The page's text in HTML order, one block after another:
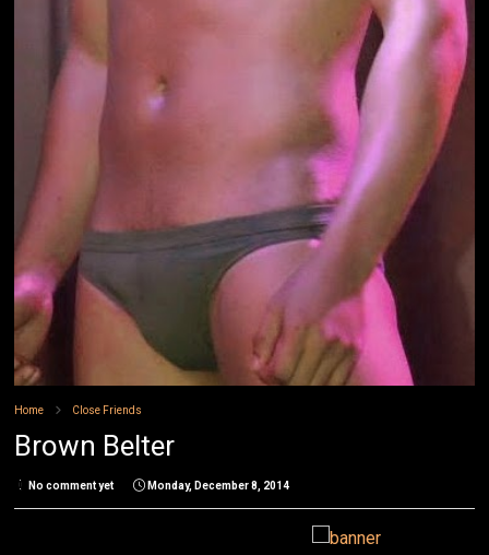
Home Close Friends
Brown Belter
No comment yet Monday, December 8, 2014